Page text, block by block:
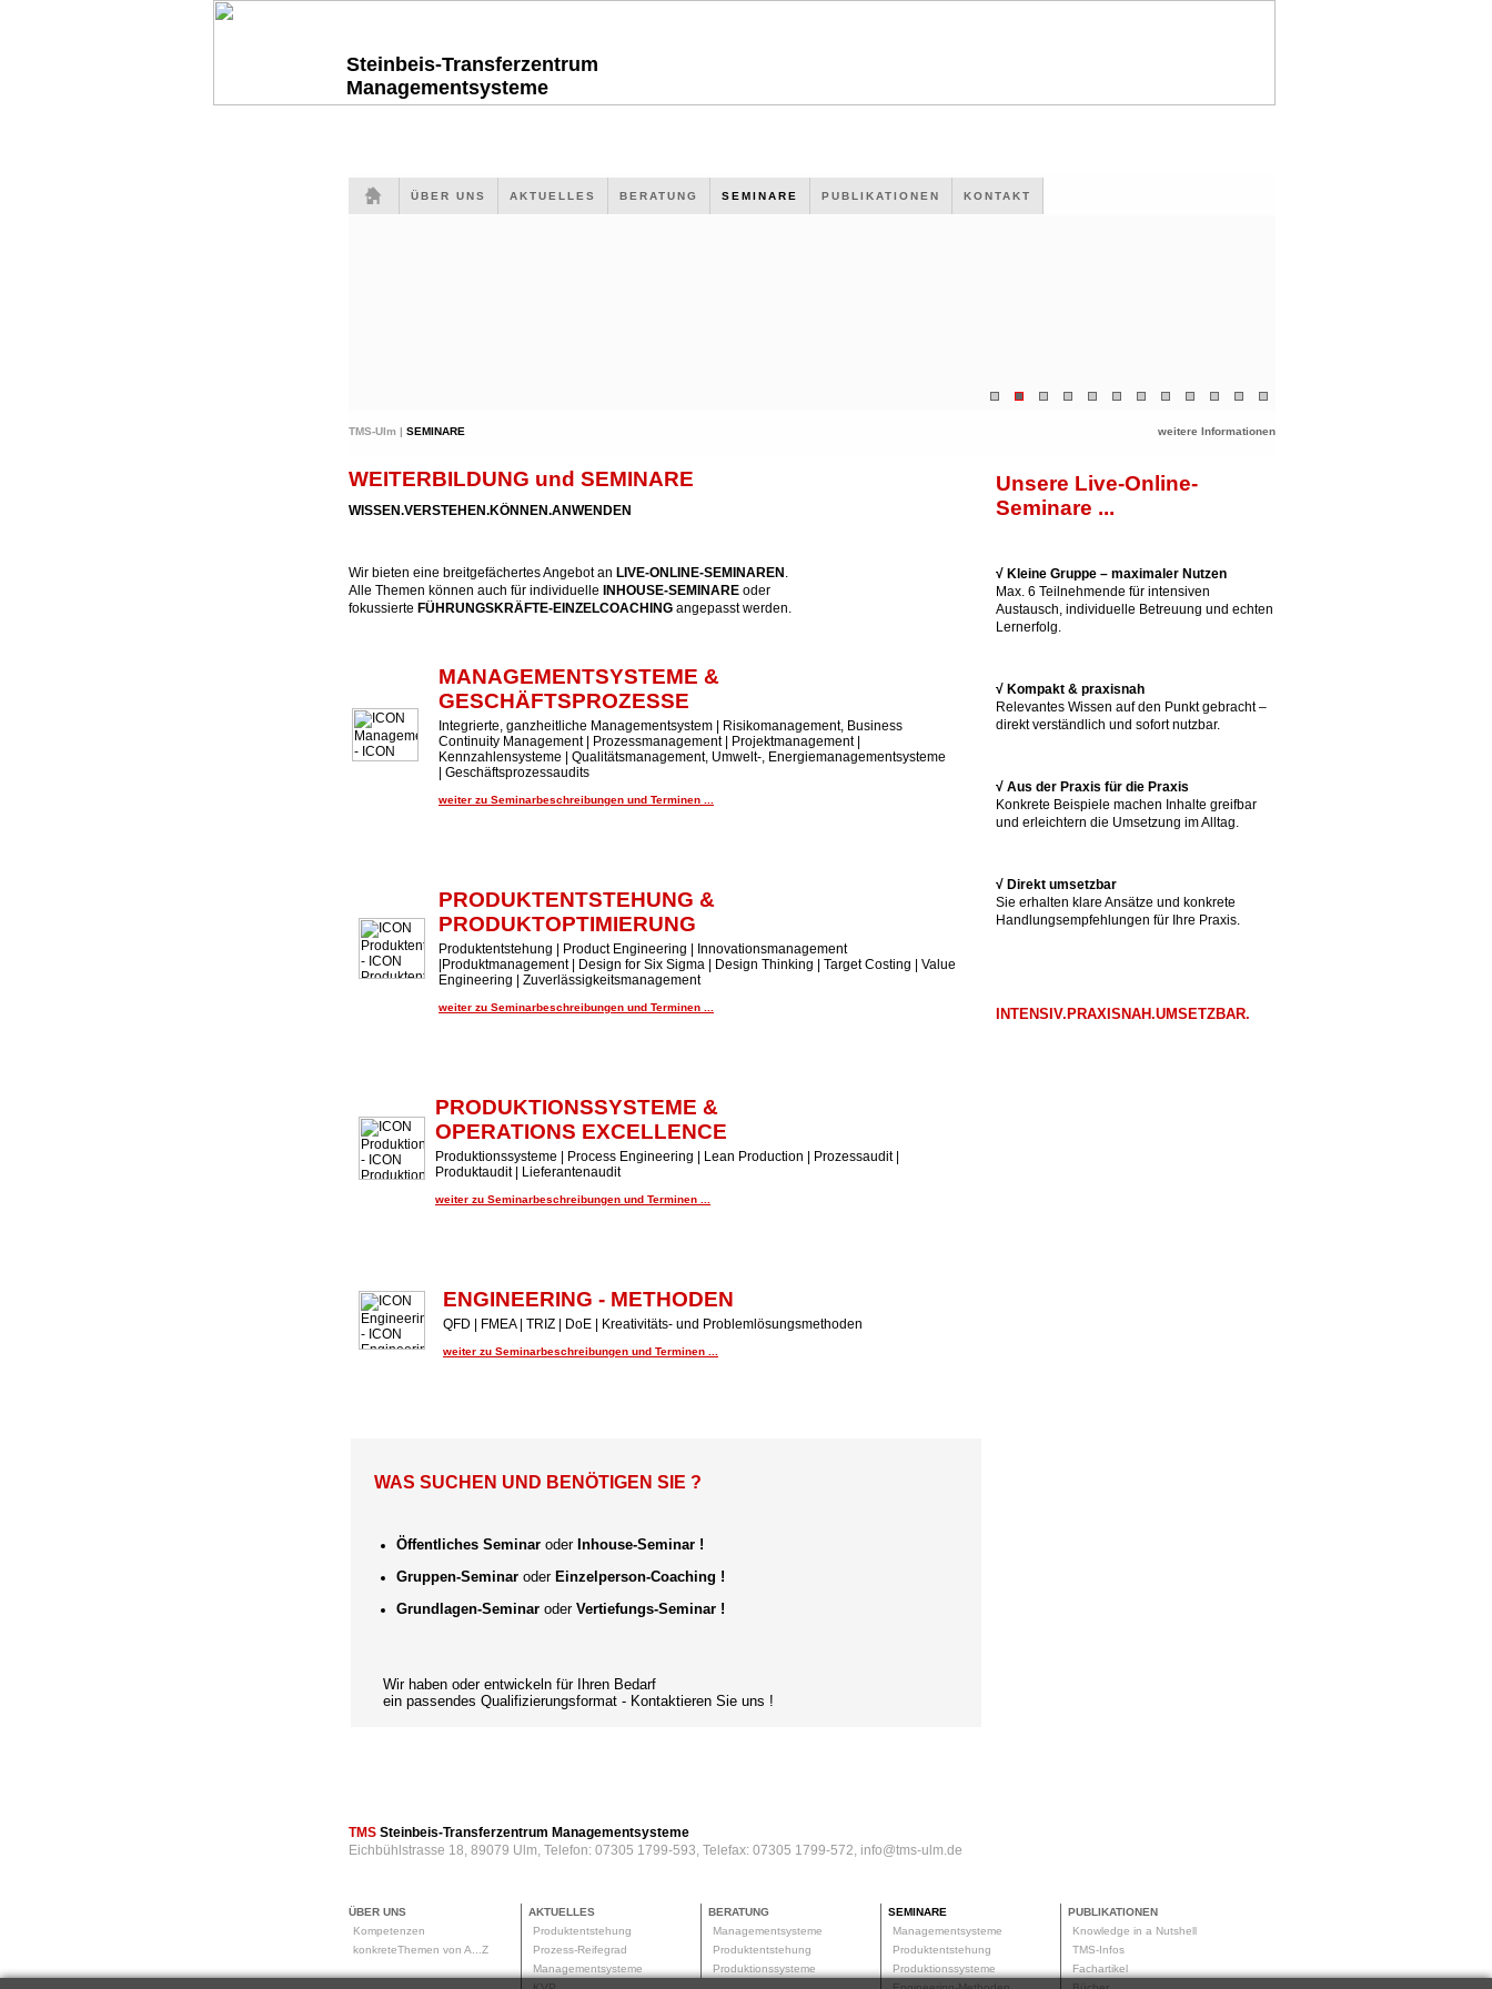
Steinbeis-Transferzentrum
Managementsysteme
ÜBER UNS AKTUELLES BERATUNG SEMINARE PUBLIKATIONEN KONTAKT
TMS-Ulm | SEMINARE weitere Informationen
WEITERBILDUNG und SEMINARE
WISSEN.VERSTEHEN.KÖNNEN.ANWENDEN
Wir bieten eine breitgefächertes Angebot an LIVE-ONLINE-SEMINAREN .
Alle Themen können auch für individuelle
INHOUSE-SEMINARE oder
fokussierte FÜHRUNGSKRÄFTE-EINZELCOACHING angepasst werden.
MANAGEMENTSYSTEME &
GESCHÄFTSPROZESSE
Integrierte, ganzheitliche Managementsystem | Risikomanagement, Business
Continuity Management | Prozessmanagement | Projektmanagement |
Kennzahlensysteme | Qualitätsmanagement, Umwelt-, Energiemanagementsysteme
| Geschäftsprozessaudits
weiter zu Seminarbeschreibungen und Terminen ...
PRODUKTENTSTEHUNG &
PRODUKTOPTIMIERUNG
Produktentstehung | Product Engineering | Innovationsmanagement
|Produktmanagement | Design for Six Sigma | Design Thinking | Target Costing | Value
Engineering | Zuverlässigkeitsmanagement
weiter zu Seminarbeschreibungen und Terminen ...
PRODUKTIONSSYSTEME &
OPERATIONS EXCELLENCE
Produktionssysteme | Process Engineering | Lean Production | Prozessaudit |
Produktaudit | Lieferantenaudit
weiter zu Seminarbeschreibungen und Terminen ...
ENGINEERING - METHODEN
QFD | FMEA | TRIZ | DoE | Kreativitäts- und Problemlösungsmethoden
weiter zu Seminarbeschreibungen und Terminen ...
WAS SUCHEN UND BENÖTIGEN SIE ?
Öffentliches Seminar oderInhouse-Seminar !
Gruppen-Seminar oder Einzelperson-Coaching !
Grundlagen-Seminar oder Vertiefungs-Seminar !
Wir haben oder entwickeln für Ihren Bedarf
ein passendes Qualifizierungsformat - Kontaktieren Sie uns !
Unsere Live-Online-
Seminare ...
√ Kleine Gruppe – maximaler Nutzen
Max. 6 Teilnehmende für intensiven
Austausch, individuelle Betreuung und echten
Lernerfolg.
√ Kompakt & praxisnah
Relevantes Wissen auf den Punkt gebracht –
direkt verständlich und sofort nutzbar.
√ Aus der Praxis für die Praxis
Konkrete Beispiele machen Inhalte greifbar
und erleichtern die Umsetzung im Alltag.
√ Direkt umsetzbar
Sie erhalten klare Ansätze und konkrete
Handlungsempfehlungen für Ihre Praxis.
INTENSIV.PRAXISNAH.UMSETZBAR.
TMS Steinbeis-Transferzentrum Managementsysteme
Eichbühlstrasse 18, 89079 Ulm, Telefon: 07305 1799-593, Telefax: 07305 1799-572, info@tms-ulm.de
ÜBER UNS
Kompetenzen
konkreteThemen von A...Z
AKTUELLES
Produktentstehung
Prozess-Reifegrad
Managementsysteme
BERATUNG
Managementsysteme
Produktentstehung
Produktionssysteme
SEMINARE
Managementsysteme
Produktentstehung
Produktionssysteme
PUBLIKATIONEN
Knowledge in a Nutshell
TMS-Infos
Fachartikel